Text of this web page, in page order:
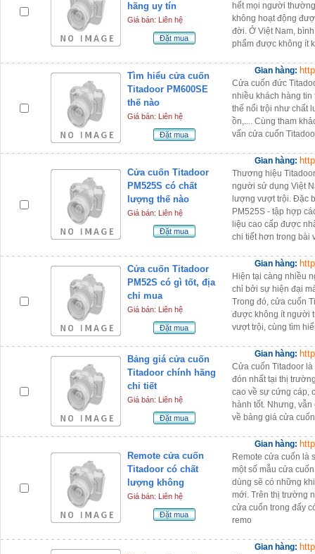
hãng uy tín
Giá bán: Liên hệ
Đặt mua
hết mọi người
không hoạt động
đời. Ở Việt Nam,
phẩm được không ít
Tìm hiểu cửa cuốn
Titadoor PM600SE
thế nào
Giá bán: Liên hệ
Đặt mua
Gian hàng:
Cửa cuốn đức
nhiều khách hàng
thế nổi trội như chất
ồn,.... Cùng tham
vấn cửa cuốn
Cửa cuốn Titadoor
PM525S có chất
lượng thế nào
Giá bán: Liên hệ
Đặt mua
Gian hàng:
Thương hiệu
người sử dụng Việt
lượng vượt trội. Đặc
PM525S - tập hợp
liệu cao cấp được
chi tiết hơn trong bài
Cửa cuốn Titadoor
PM52S có gì tốt, địa
chỉ mua
Giá bán: Liên hệ
Đặt mua
Gian hàng:
Hiện tại càng nhiều
chỉ bởi sự hiện đại
Trong đó, cửa cuốn
được không ít người
vượt trội, cùng tìm
Bảng giá cửa cuốn
Titadoor chính hãng
chi tiết
Giá bán: Liên hệ
Đặt mua
Gian hàng:
Cửa cuốn Titadoor
đón nhất tại thị
cao về sự cứng cáp,
hành tốt. Nhưng,
về bảng giá cửa
Remote cửa cuốn
Titadoor có chất
lượng không
Giá bán: Liên hệ
Đặt mua
Gian hàng:
Remote cửa cuốn là
một số mẫu cửa
dùng sẽ có những
mới. Trên thị trường
cửa cuốn trong đấy
remo
Gian hàng: